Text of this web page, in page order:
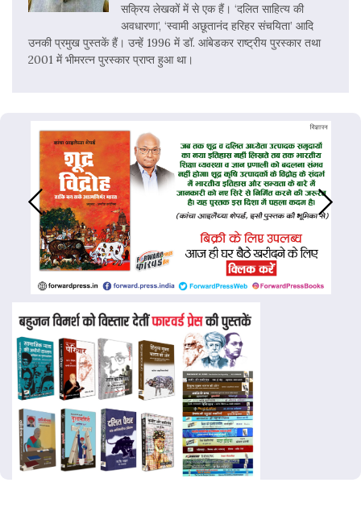
सक्रिय लेखकों में से एक हैं। ‘दलित साहित्य की
अवधारणा’, ‘स्वामी अछूतानंद हरिहर संचयिता’ आदि
उनकी प्रमुख पुस्तकें हैं। उन्हें 1996 में डॉ. आंबेडकर राष्ट्रीय पुरस्कार तथा
2001 में भीमरत्न पुरस्कार प्राप्त हुआ था।